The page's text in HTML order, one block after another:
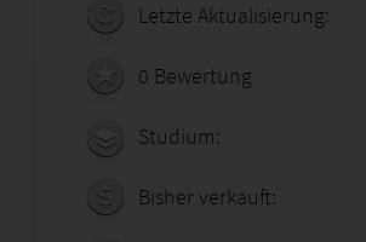
Letzte Aktualisierung:
0 Bewertung
Studium:
Bisher verkauft: